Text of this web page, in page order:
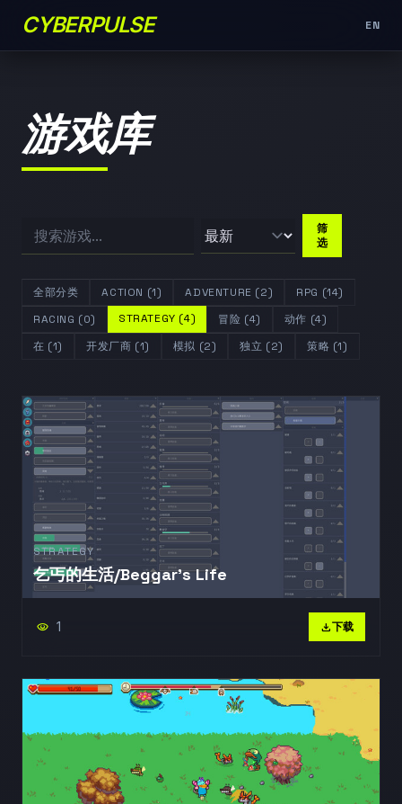
CYBERPULSE EN
游戏库
筛
选
全部分类 ACTION (1) ADVENTURE (2)
RPG (14)
RACING (0)
STRATEGY (4) 冒险 (4)
动作 (4)
在 (1)
开发厂商 (1) 模拟 (2) 独立 (2) 策略 (1)
STRATEGY
乞丐的生活/Beggar's Life
visibility 1 download下载